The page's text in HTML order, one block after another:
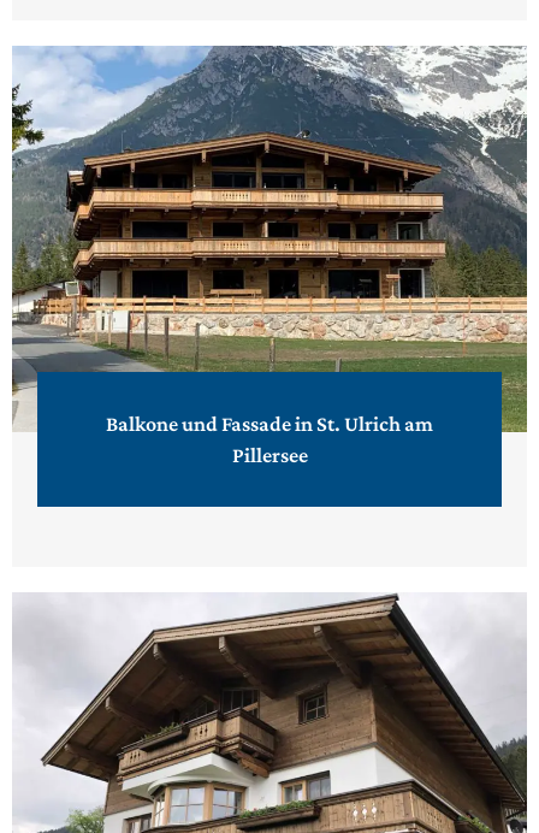
Balkone und Fassade in St. Ulrich am
Pillersee